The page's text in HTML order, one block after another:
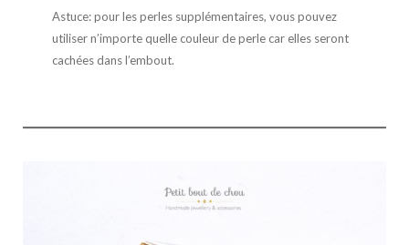
Astuce: pour les perles supplémentaires, vous pouvez
utiliser n’importe quelle couleur de perle car elles seront
cachées dans l’embout.